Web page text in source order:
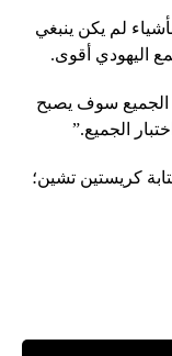
لم يكن ينبغي
اليهودي أقوى.
الجميع سوف يصبح
الجميع.”
كريستين تشين؛